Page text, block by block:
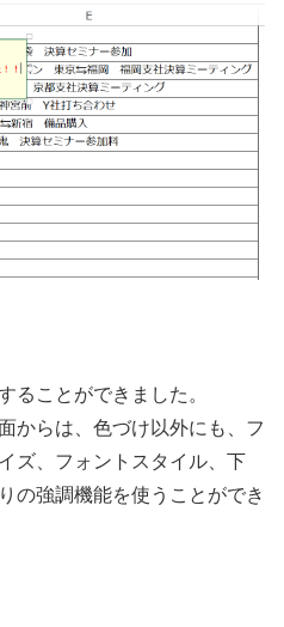
ることができました。
からは、色づけ以外にも、フ
ズ、フォントスタイル、下
の強調機能を使うことができ